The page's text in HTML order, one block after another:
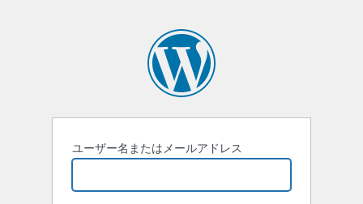
ユーザー名またはメールアドレス